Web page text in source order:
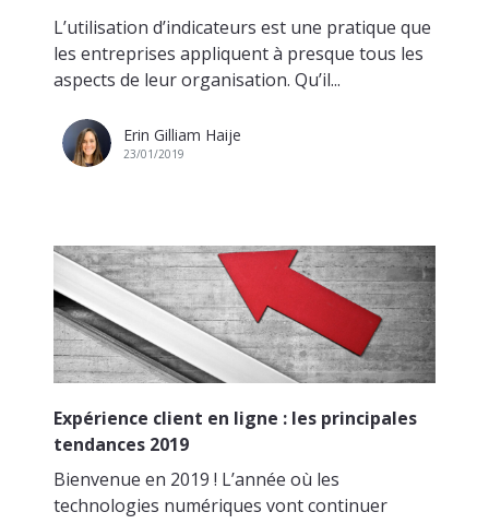
L’utilisation d’indicateurs est une pratique que
les entreprises appliquent à presque tous les
aspects de leur organisation. Qu’il...
Erin Gilliam Haije
23/01/2019
Expérience client en ligne : les principales
tendances 2019
Bienvenue en 2019 ! L’année où les
technologies numériques vont continuer